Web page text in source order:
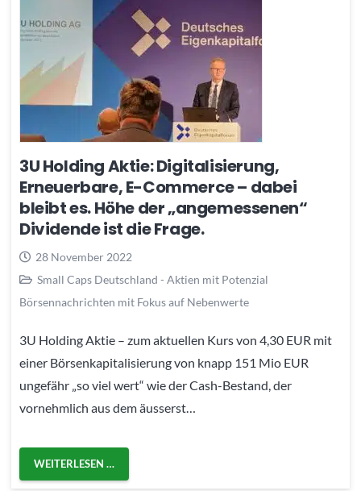
3U Holding Aktie: Digitalisierung,
Erneuerbare, E-Commerce – dabei
bleibt es. Höhe der „angemessenen“
Dividende ist die Frage.
28 November 2022
Small Caps Deutschland - Aktien mit Potenzial
Börsennachrichten mit Fokus auf Nebenwerte
3U Holding Aktie – zum aktuellen Kurs von 4,30 EUR mit
einer Börsenkapitalisierung von knapp 151 Mio EUR
ungefähr „so viel wert“ wie der Cash-Bestand, der
vornehmlich aus dem äusserst…
WEITERLESEN …